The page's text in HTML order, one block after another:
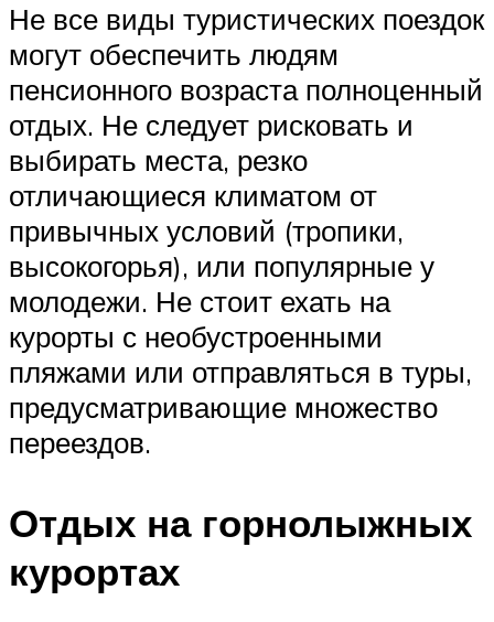
Не все виды туристических поездок
могут обеспечить людям
пенсионного возраста полноценный
отдых. Не следует рисковать и
выбирать места, резко
отличающиеся климатом от
привычных условий (тропики,
высокогорья), или популярные у
молодежи. Не стоит ехать на
курорты с необустроенными
пляжами или отправляться в туры,
предусматривающие множество
переездов.
Отдых на горнолыжных
курортах